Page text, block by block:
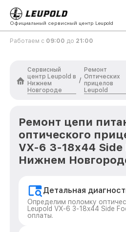
Официальный сервисный центр Leupold
Работаем с 09:00 до 21:00
Сервисный
центр Leupold в
Нижнем
Новгороде
/
Ремонт
Оптических
прицелов
Leupold
Ремонт цепи
оптического
VX-6 3-18x44 Side
Нижнем
Детальная
Определим поломку
Leupold VX-6 3-18x44 Side
оплаты.